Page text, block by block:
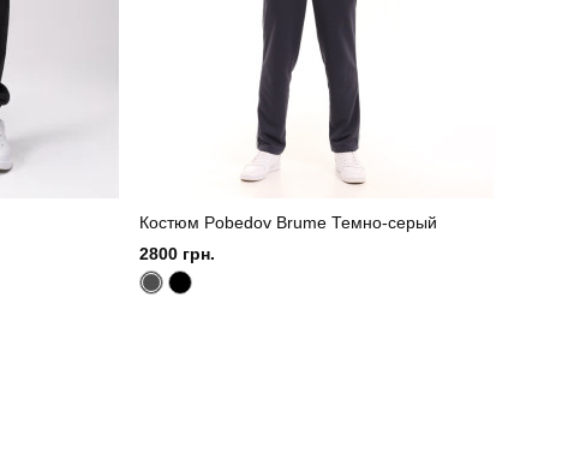
Костюм Pobedov Brume Темно-серый
2800 грн.